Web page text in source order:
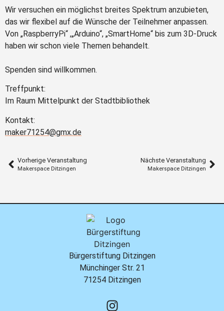
Wir versuchen ein möglichst breites Spektrum anzubieten,
das wir flexibel auf die Wünsche der Teilnehmer anpassen.
Von „RaspberryPi“ ,„Arduino“, „SmartHome“ bis zum 3D-Druck
haben wir schon viele Themen behandelt.
Spenden sind willkommen.
Treffpunkt:
Im Raum Mittelpunkt der Stadtbibliothek
Kontakt:
maker71254@gmx.de
Vorherige Veranstaltung
Makerspace Ditzingen
Nächste Veranstaltung
Makerspace Ditzingen
Bürgerstiftung Ditzingen
Münchinger Str. 21
71254 Ditzingen